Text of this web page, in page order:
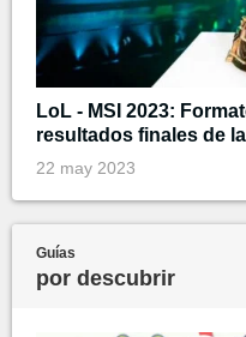
LoL - MSI 2023:
resultados finales de
22 may 2023
Guías
por descubrir